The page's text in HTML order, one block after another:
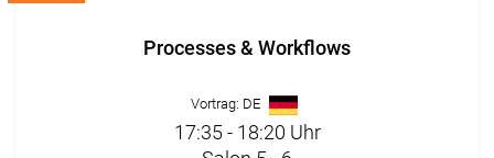
Processes & Workflows
Vortrag: DE
17:35 - 18:20 Uhr